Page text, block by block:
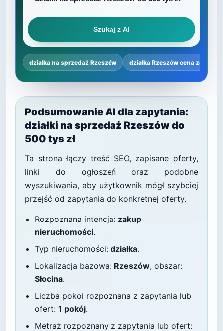
Szukaj z AI
działka na sprzedaż Rzeszów działka Rzeszów cena za m²
Podsumowanie AI dla zapytania:
działki na sprzedaż Rzeszów do
500 tys zł
Ta strona łączy treść SEO, zapisane oferty,
linki do ogłoszeń oraz podobne
wyszukiwania, aby użytkownik mógł szybciej
przejść od zapytania do konkretnej oferty.
Rozpoznana intencja: zakup
nieruchomości.
Typ nieruchomości: działka.
Lokalizacja bazowa: Rzeszów, obszar:
Słocina.
Liczba pokoi rozpoznana z zapytania lub
ofert: 1 pokój.
Metraż rozpoznany z zapytania lub ofert: